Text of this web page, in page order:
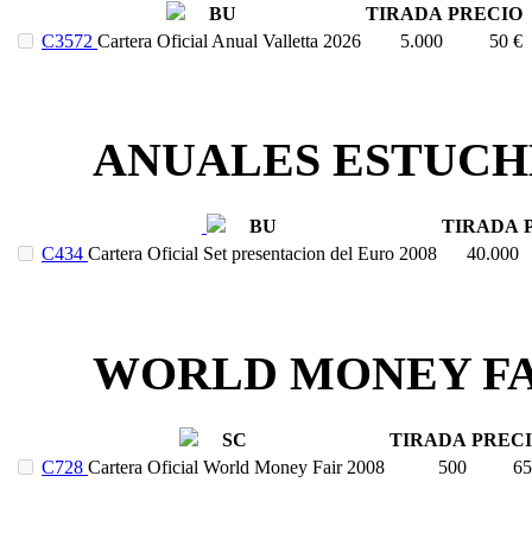
BU TIRADA PRECIO
C3572 Cartera Oficial Anual Valletta 2026 5.000 50 €
ANUALES
BU TIRADA
C434 Cartera Oficial Set presentacion del Euro 2008 40.000
WORLD MONEY
SC TIRADA
C728 Cartera Oficial World Money Fair 2008 500